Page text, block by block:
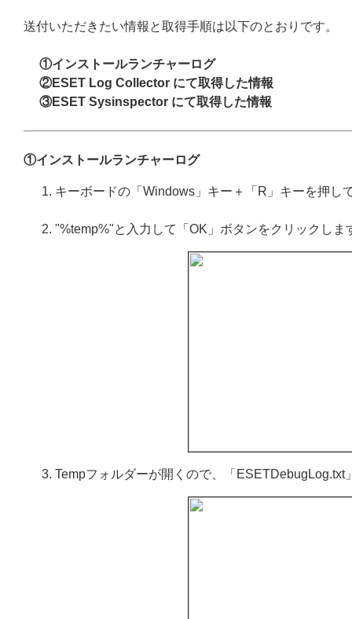
送付いただきたい情報と取得手順は以下のとおりです。
①インストールランチャーログ
②ESET Log Collector にて取得した情報
③ESET Sysinspector にて取得した情報
①インストールランチャーログ
キーボードの「Windows」キー＋「R」キーを押し
"%temp%"と入力して「OK」ボタンをクリックしま
Tempフォルダーが開くので、「ESETDebugLog.txt